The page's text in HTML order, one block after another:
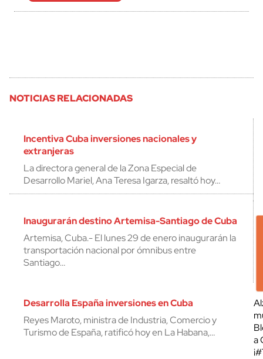
NOTICIAS RELACIONADAS
Incentiva Cuba inversiones nacionales y
extranjeras
La directora general de la Zona Especial de
Desarrollo Mariel, Ana Teresa Igarza, resaltó hoy…
Inaugurarán destino Artemisa-Santiago de Cuba
Artemisa, Cuba.- El lunes 29 de enero inaugurarán la
transportación nacional por ómnibus entre
Santiago…
Desarrolla España inversiones en Cuba
Reyes Maroto, ministra de Industria, Comercio y
Turismo de España, ratificó hoy en La Habana,…
a